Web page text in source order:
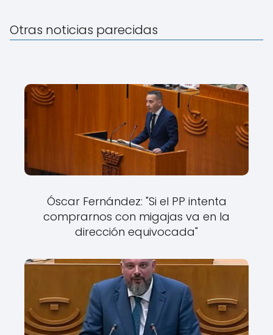
Otras noticias parecidas
Óscar Fernández: "Si el PP intenta
comprarnos con migajas va en la
dirección equivocada"